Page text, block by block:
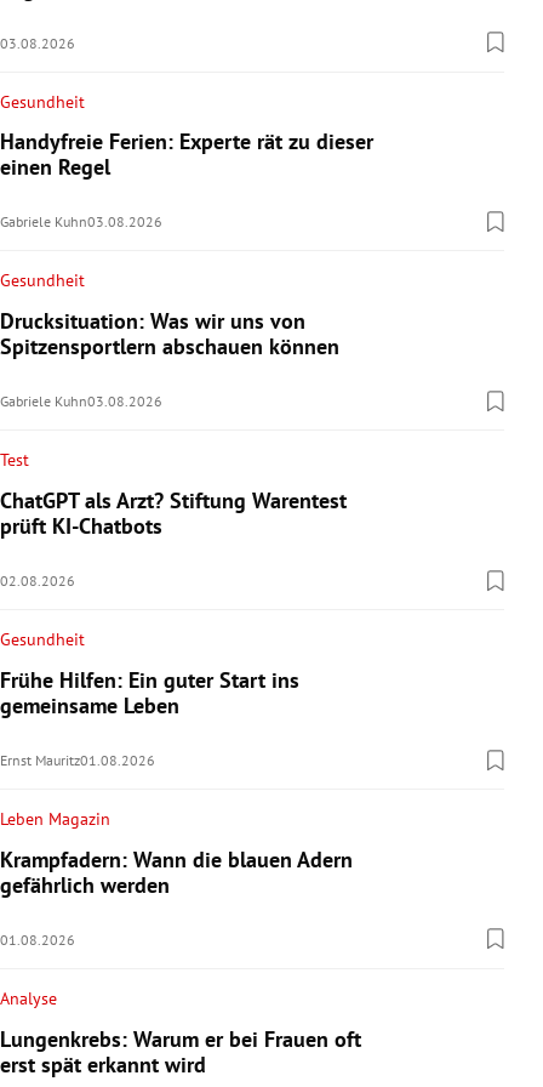
03.08.2026
Gesundheit
Handyfreie Ferien: Experte rät zu dieser
einen Regel
Gabriele Kuhn03.08.2026
Gesundheit
Drucksituation: Was wir uns von
Spitzensportlern abschauen können
Gabriele Kuhn03.08.2026
Test
ChatGPT als Arzt? Stiftung Warentest
prüft KI-Chatbots
02.08.2026
Gesundheit
Frühe Hilfen: Ein guter Start ins
gemeinsame Leben
Ernst Mauritz01.08.2026
Leben Magazin
Krampfadern: Wann die blauen Adern
gefährlich werden
01.08.2026
Analyse
Lungenkrebs: Warum er bei Frauen oft
erst spät erkannt wird